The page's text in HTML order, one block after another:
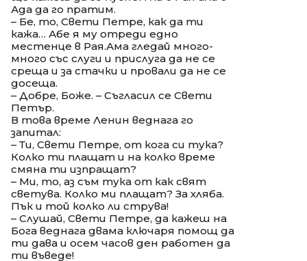
Ада да го пратим.
– Бе, то, Свети Петре, как да ти
кажа… Абе я му отреди едно
местенце в Рая.Ама гледай много-
много със слуги и прислуга да не се
среща и за стачки и провали да не се
досеща.
– Добре, Боже. – Съгласил се Свети
Петър.
В това време Ленин веднага го
запитал:
– Ти, Свети Петре, от кога си тука?
Колко ти плащат и на колко време
смяна ти изпращат?
– Ми, то, аз съм тука от как свят
светува. Колко ми плащат? За хляба.
Пък и той колко ли струва!
– Слушай, Свети Петре, да кажеш на
Бога веднага двама ключаря помощ да
ти дава и осем часов ден работен да
ти въведе!